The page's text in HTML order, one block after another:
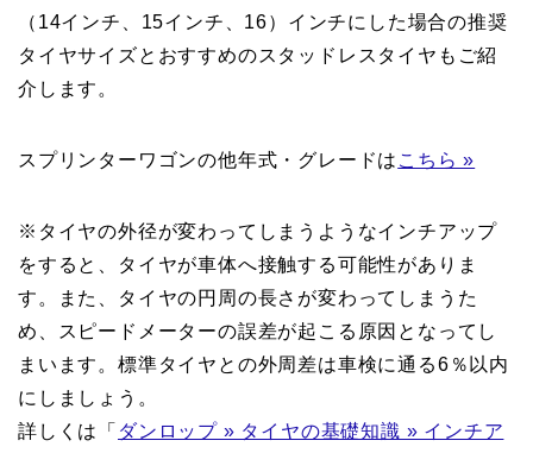
（14インチ、15インチ、16）インチにした場合の推奨
タイヤサイズとおすすめのスタッドレスタイヤもご紹
介します。
スプリンターワゴンの他年式・グレードは こちら »
※タイヤの外径が変わってしまうようなインチアップ
をすると、タイヤが車体へ接触する可能性がありま
す。また、タイヤの円周の長さが変わってしまうた
め、スピードメーターの誤差が起こる原因となってし
まいます。標準タイヤとの外周差は車検に通る6％以内
にしましょう。
詳しくは「 ダンロップ » タイヤの基礎知識 » インチア